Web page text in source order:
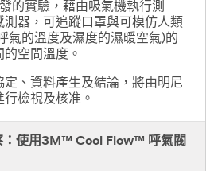
的實驗，藉由吸氣機執行測
測器，可追蹤口罩與可模仿人類
氣的溫度及濕度的濕暖空氣)的
空間溫度。
定、資料產生及結論，將由明尼
檢視及核准。
：使用3M™ Cool Flow™ 呼氣閥